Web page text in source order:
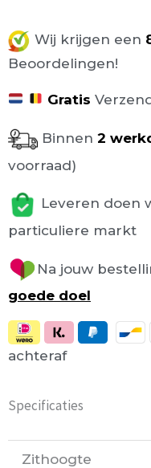
Wij krijgen een
Beoordelingen!
Gratis
Binnen 2
voorraad)
Leveren doen
particuliere markt
Na jouw
goede doel
achteraf
Specificaties
Zithoogte